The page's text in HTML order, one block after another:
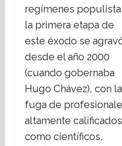
regímenes
la primera etapa de
este éxodo se
desde el año 2000
(cuando gobernaba
Hugo Chávez), con la
fuga de
altamente
como científicos,